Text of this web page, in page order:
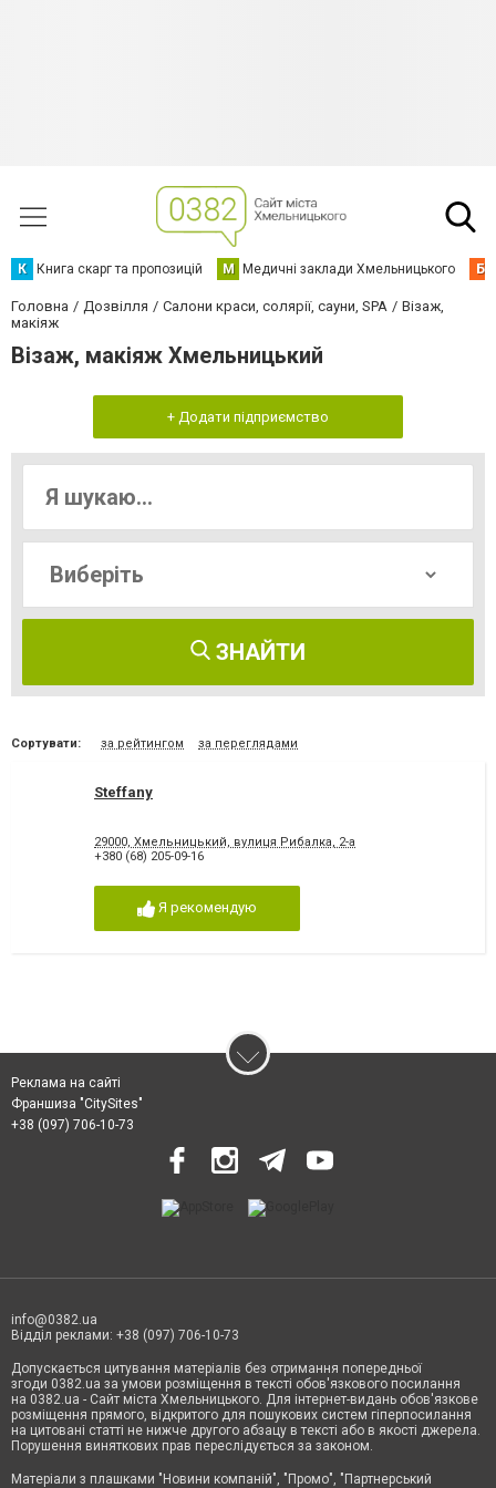
К Книга скарг та пропозицій М Медичні заклади Хмельницького Б
Головна Дозвілля Салони краси, солярії, сауни, SPA
Візаж,
макіяж
Візаж, макіяж Хмельницький
+ Додати підприємство
ЗНАЙТИ
Сортувати: за рейтингом за переглядами
Steffany
29000, Хмельницький, вулиця Рибалка, 2-а
+380 (68) 205-09-16
Я рекомендую
Реклама на сайті
Франшиза "CitySites"
+38 (097) 706-10-73
info@0382.ua
Відділ реклами: +38 (097) 706-10-73
Допускається цитування матеріалів без отримання попередньої
згоди 0382.ua за умови розміщення в тексті обов'язкового посилання
на 0382.ua - Сайт міста Хмельницького. Для інтернет-видань обов'язкове
розміщення прямого, відкритого для пошукових систем гіперпосилання
на цитовані статті не нижче другого абзацу в тексті або в якості джерела.
Порушення виняткових прав переслідується за законом.
Матеріали з плашками "Новини компаній", "Промо", "Партнерський